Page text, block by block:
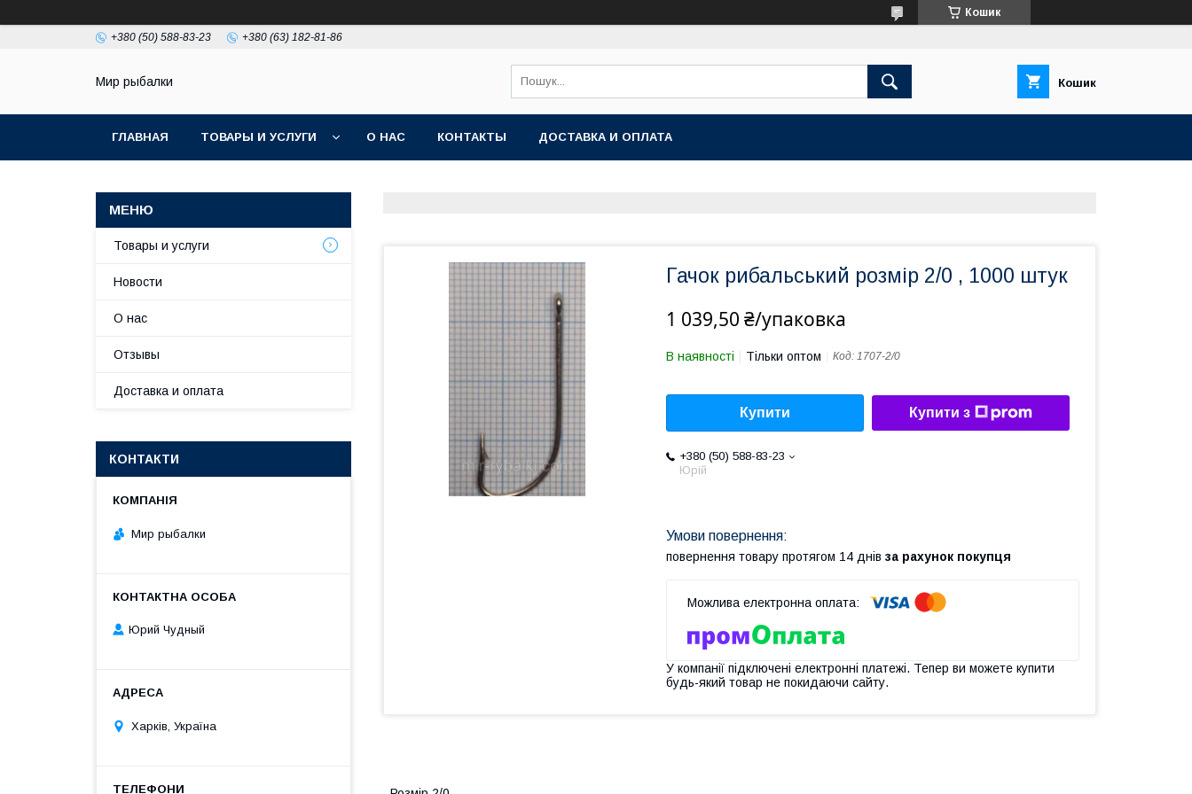
Кошик
+380 (50) 588-83-23 +380 (63) 182-81-86
Мир рыбалки Кошик
ГЛАВНАЯ ТОВАРЫ И УСЛУГИ О НАС КОНТАКТЫ ДОСТАВКА И ОПЛАТА
Гачок рибальський розмір 2/0 , 1000 штук
1 039,50 ₴/упаковка
В наявності Тільки оптом Код: 1707-2/0
Купити Купити з
+380 (50) 588-83-23
Юрій
повернення товару протягом 14 днів за рахунок покупця
У компанії підключені електронні платежі. Тепер ви можете купити
будь-який товар не покидаючи сайту.
Товары и услуги
Новости
О нас
Отзывы
Доставка и оплата
КОНТАКТИ
Мир рыбалки
Юрий Чудный
Харків, Україна